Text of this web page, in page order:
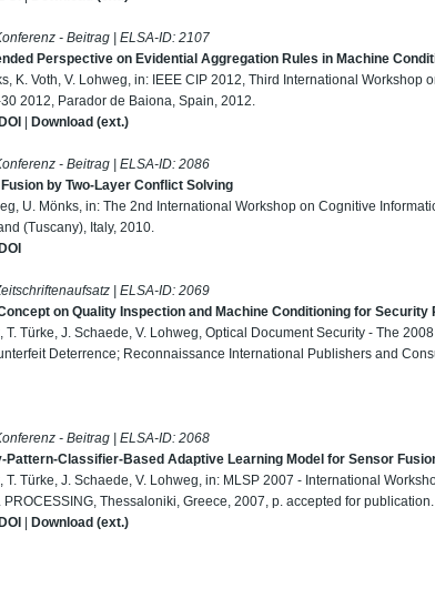
- Beitrag | ELSA-ID:2107
Perspective on Evidential Aggregation Rules in Machine
K. Voth, V. Lohweg, in: IEEE CIP 2012, Third International Workshop
2012, Parador de Baiona, Spain, 2012.
|Download (ext.)
- Beitrag | ELSA-ID:2086
by Two-Layer Conflict Solving
U. Mönks, in: The 2nd International Workshop on Cognitive
(Tuscany), Italy, 2010.
| ELSA-ID:2069
on Quality Inspection and Machine Conditioning for Security
T. Türke, J. Schaede, V. Lohweg, Optical Document Security - The
Deterrence; Reconnaissance International Publishers and
- Beitrag | ELSA-ID:2068
Pattern-Classifier-Based Adaptive Learning Model for Sensor
T. Türke, J. Schaede, V. Lohweg, in: MLSP 2007 - International
PROCESSING, Thessaloniki, Greece, 2007, p. accepted for publication.
|Download (ext.)